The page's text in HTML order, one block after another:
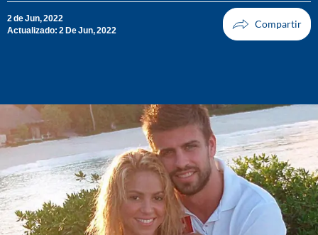
2 de Jun, 2022
Actualizado: 2 De Jun, 2022